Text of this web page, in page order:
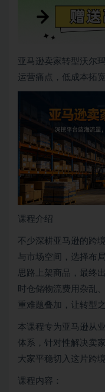
亚马逊卖家转型沃尔
运营痛点，低成本拓
课程介绍
不少深耕亚马逊的跨
与市场空间，选择布
思路上架商品，最终
时仓储物流费用杂乱
重难题叠加，让转型
本课程专为亚马逊从
体系，针对性解决卖
大家平稳切入这片跨
课程内容：